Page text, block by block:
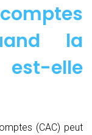
la
elle
(CAC) peut